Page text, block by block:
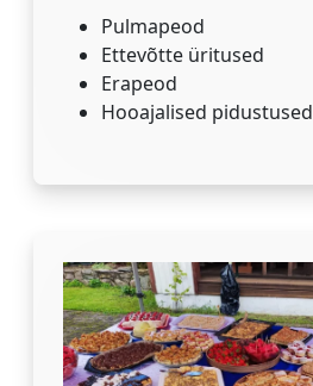
Pulmapeod
Ettevõtte üritused
Erapeod
Hooajalised pidustused